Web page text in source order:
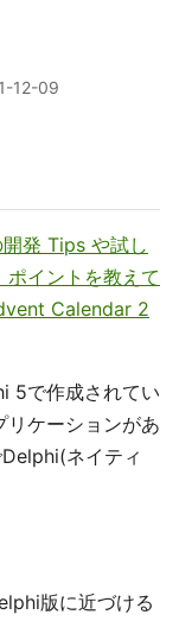
12-09
発 Tips や試し
イントを教えて
Calendar 2
5で作成されてい
リケーションがあ
ネイティ
版に近づける